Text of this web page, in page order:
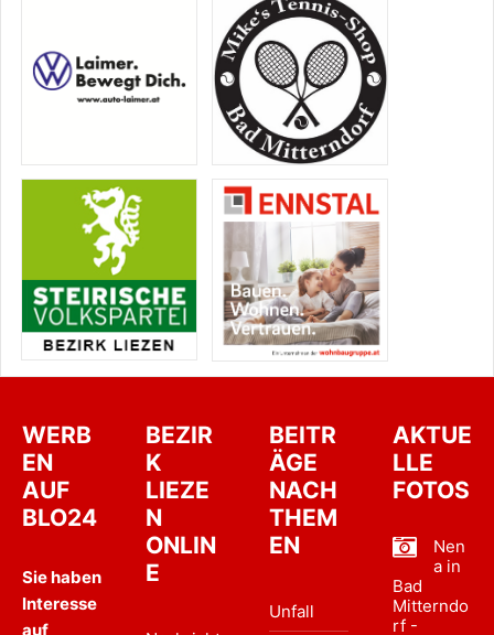
WERB
EN
AUF
BLO24
Sie haben
Interesse
auf
BEZIR
K
LIEZE
N
ONLIN
E
BEITR
ÄGE
NACH
THEM
EN
Unfall
AKTUE
LLE
FOTOS
Nen
a in
Bad
Mitterndo
rf -